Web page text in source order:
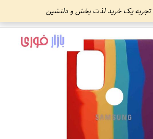
- تجربه یک خرید لذت بخش و دلنشین